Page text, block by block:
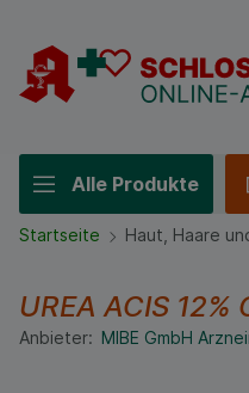
Alle Produkte
Startseite Haut, Haare
UREA ACIS 12%
Anbieter: MIBE GmbH